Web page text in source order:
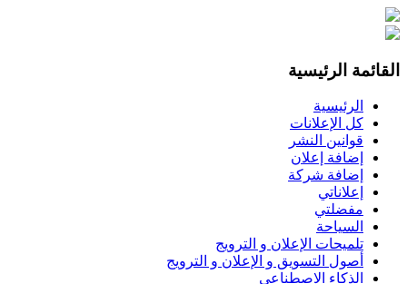
القائمة الرئيسية
الرئيسية
كل الإعلانات
قوانين النشر
إضافة إعلان
إضافة شركة
إعلاناتي
مفضلتي
السياحة
تلميحات الإعلان و الترويج
أصول التسويق و الإعلان و الترويج
الذكاء الاصطناعي